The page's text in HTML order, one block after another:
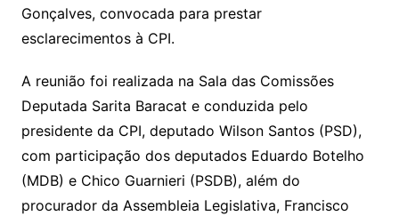
Gonçalves, convocada para prestar
esclarecimentos à CPI.
A reunião foi realizada na Sala das Comissões
Deputada Sarita Baracat e conduzida pelo
presidente da CPI, deputado Wilson Santos (PSD),
com participação dos deputados Eduardo Botelho
(MDB) e Chico Guarnieri (PSDB), além do
procurador da Assembleia Legislativa, Francisco